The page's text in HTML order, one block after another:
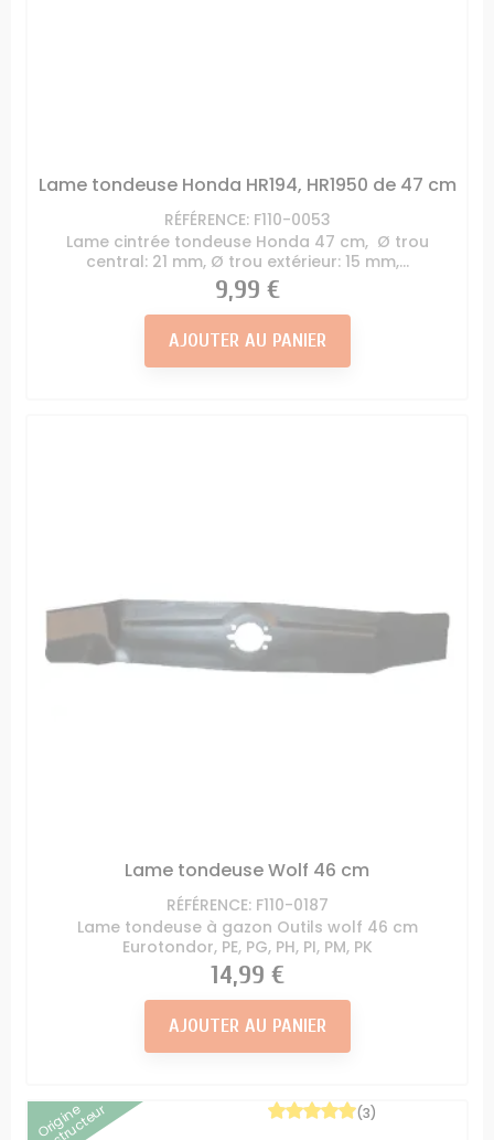
Lame tondeuse Honda HR194, HR1950 de 47 cm
RÉFÉRENCE: F110-0053
Lame cintrée tondeuse Honda 47 cm, Ø trou
central: 21 mm, Ø trou extérieur: 15 mm,...
Prix
9,99 €
AJOUTER AU PANIER
Lame tondeuse Wolf 46 cm
RÉFÉRENCE: F110-0187
Lame tondeuse à gazon Outils wolf 46 cm
Eurotondor, PE, PG, PH, PI, PM, PK
Prix
14,99 €
AJOUTER AU PANIER
Origine (3)